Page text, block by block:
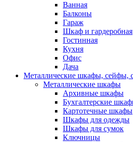
Ванная
Балконы
Гараж
Шкаф и гардеробная
Гостинная
Кухня
Офис
Дача
Металлические шкафы, сейфы,
Металлические шкафы
Архивные шкафы
Бухгалтерские
Картотечные шкафы
Шкафы для одежды
Шкафы для сумок
Ключницы